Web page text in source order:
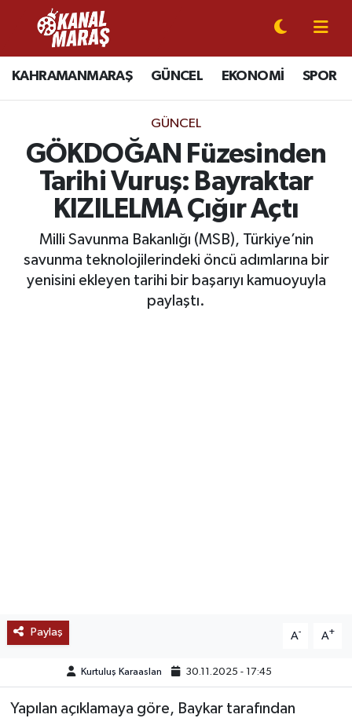
KAHRAMANMARAŞ GÜNCEL EKONOMİ SPOR
GÜNCEL
GÖKDOĞAN Füzesinden
Tarihi Vuruş: Bayraktar
KIZILELMA Çığır Açtı
Milli Savunma Bakanlığı (MSB), Türkiye’nin
savunma teknolojilerindeki öncü adımlarına bir
yenisini ekleyen tarihi bir başarıyı kamuoyuyla
paylaştı.
Paylaş A- A+
Kurtuluş Karaaslan 30.11.2025 - 17:45
Yapılan açıklamaya göre, Baykar tarafından
CANLI YAYIN
KAHRAMANMARAŞ
GÜNCEL
SPOR
SİYASET
EKONOMİ
TREND
OTOMOTİV
Kahramanmaraş Nöbetçi Eczaneler
Kahramanmaraş Hava Durumu
Kahramanmaraş Namaz Vakitleri
Kahramanmaraş Trafik Yoğunluk Haritası
Süper Lig Puan Durumu ve Fikstür
Tüm Manşetler
Son Dakika Haberleri